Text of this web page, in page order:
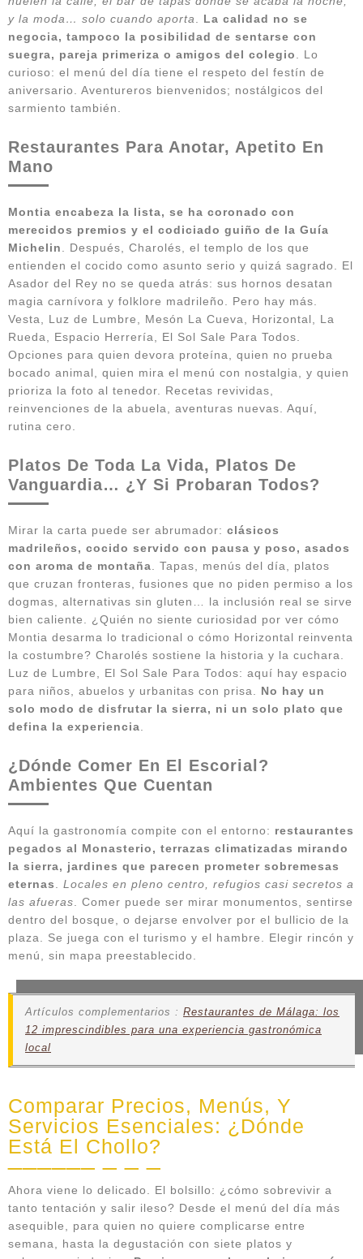
y la moda… solo cuando aporta
La calidad no se
negocia, tampoco la posibilidad de sentarse con
suegra, pareja primeriza o amigos del colegio
. Lo
curioso: el menú del día tiene el respeto del festín de
aniversario. Aventureros bienvenidos; nostálgicos del
sarmiento también.
Restaurantes Para Anotar, Apetito En
Mano
Montia encabeza la lista, se ha coronado con
merecidos premios y el codiciado guiño de la Guía
Michelin
. Después, Charolés, el templo de los que
entienden el cocido como asunto serio y quizá sagrado. El
Asador del Rey no se queda atrás: sus hornos desatan
magia carnívora y folklore madrileño. Pero hay más.
Vesta, Luz de Lumbre, Mesón La Cueva, Horizontal, La
Rueda, Espacio Herrería, El Sol Sale Para Todos.
Opciones para quien devora proteína, quien no prueba
bocado animal, quien mira el menú con nostalgia, y quien
prioriza la foto al tenedor. Recetas revividas,
reinvenciones de la abuela, aventuras nuevas. Aquí,
rutina cero.
Platos De Toda La Vida, Platos De
Vanguardia… ¿Y Si Probaran Todos?
Mirar la carta puede ser abrumador: clásicos
madrileños, cocido servido con pausa y poso, asados
con aroma de montaña . Tapas, menús del día, platos
que cruzan fronteras, fusiones que no piden permiso a los
dogmas, alternativas sin gluten… la inclusión real se sirve
bien caliente. ¿Quién no siente curiosidad por ver cómo
Montia desarma lo tradicional o cómo Horizontal reinventa
la costumbre? Charolés sostiene la historia y la cuchara.
Luz de Lumbre, El Sol Sale Para Todos: aquí hay espacio
para niños, abuelos y urbanitas con prisa. No hay un
solo modo de disfrutar la sierra, ni un solo plato que
defina la experiencia
¿Dónde Comer En El Escorial?
Ambientes Que Cuentan
Aquí la gastronomía compite con el entorno: restaurantes
pegados al Monasterio, terrazas climatizadas mirando
la sierra, jardines que parecen prometer sobremesas
eternas
Locales en pleno centro, refugios casi secretos a
las afueras . Comer puede ser mirar monumentos, sentirse
dentro del bosque, o dejarse envolver por el bullicio de la
plaza. Se juega con el turismo y el hambre. Elegir rincón y
menú, sin mapa preestablecido.
Artículos complementarios : Restaurantes de Málaga: los
12 imprescindibles para una experiencia gastronómica
local
Comparar Precios, Menús, Y
Servicios Esenciales: ¿Dónde
Está El Chollo?
Ahora viene lo delicado. El bolsillo: ¿cómo sobrevivir a
tanto tentación y salir ileso? Desde el menú del día más
asequible, para quien no quiere complicarse entre
semana, hasta la degustación con siete platos y